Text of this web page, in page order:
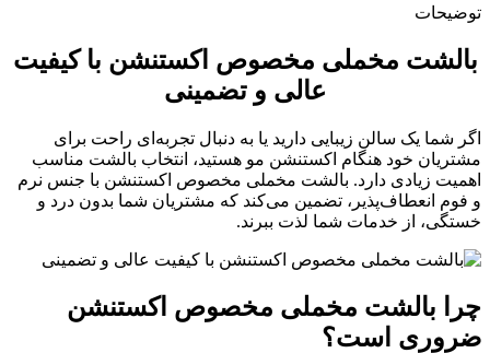
توضیحات
بالشت مخملی مخصوص اکستنشن با کیفیت
عالی و تضمینی
اگر شما یک سالن زیبایی دارید یا به دنبال تجربه‌ای راحت برای
مشتریان خود هنگام اکستنشن مو هستید، انتخاب بالشت مناسب
اهمیت زیادی دارد. بالشت مخملی مخصوص اکستنشن با جنس نرم
و فوم انعطاف‌پذیر، تضمین می‌کند که مشتریان شما بدون درد و
خستگی، از خدمات شما لذت ببرند.
چرا بالشت مخملی مخصوص اکستنشن
ضروری است؟